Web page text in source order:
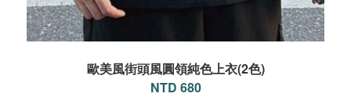
歐美風街頭風圓領純色上衣(2色)
NTD 680